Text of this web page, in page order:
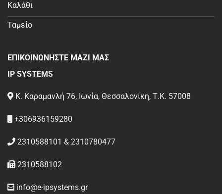
Καλάθι
Ταμείο
ΕΠΙΚΟΙΝΩΝΗΣΤΕ ΜΑΖΙ ΜΑΣ
IP SYSTEMS
Κ. Καραμανλή 76, Ιωνία, Θεσσαλονίκη, Τ.Κ. 57008
+306936159280
2310588101 & 2310780477
2310588102
info@e-ipsystems.gr